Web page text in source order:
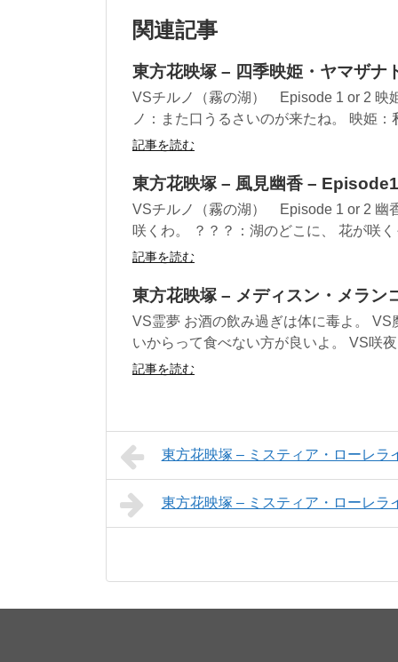
関連記事
東方花映塚 – 四季映姫・ヤマザ
VSチルノ（霧の湖） Episode 1 or 2 映
ノ：また口うるさいのが来たね。 映姫：
記事を読む
東方花映塚 – 風見幽香 –
VSチルノ（霧の湖） Episode 1 or 2 幽
咲くわ。 ？？？：湖のどこに、 花が咲
記事を読む
東方花映塚 – メディスン・メラン
VS霊夢 お酒の飲み過ぎは体に毒よ。
いからって食べない方が良いよ。 VS咲
記事を読む
東方花映塚 – ミスティア・ローレラ
東方花映塚 – ミスティア・ローレラ